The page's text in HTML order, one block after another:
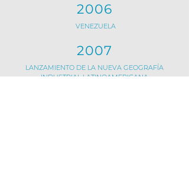
2006
VENEZUELA
2007
LANZAMIENTO DE LA NUEVA GEOGRAFÍA
INDUSTRIAL LATINOAMERICANA